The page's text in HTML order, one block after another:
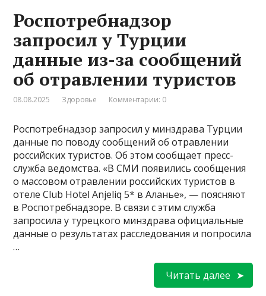
Роспотребнадзор
запросил у Турции
данные из-за сообщений
об отравлении туристов
08.08.2025 Здоровье Комментарии: 0
Роспотребнадзор запросил у минздрава Турции
данные по поводу сообщений об отравлении
российских туристов. Об этом сообщает пресс-
служба ведомства. «В СМИ появились сообщения
о массовом отравлении российских туристов в
отеле Club Hotel Anjeliq 5* в Аланье», — поясняют
в Роспотребнадзоре. В связи с этим служба
запросила у турецкого минздрава официальные
данные о результатах расследования и попросила
…
Читать далее